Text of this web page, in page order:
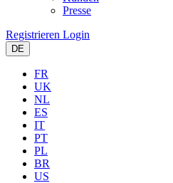
Presse
Registrieren Login
DE
FR
UK
NL
ES
IT
PT
PL
BR
US